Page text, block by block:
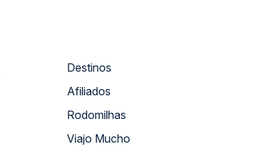
Destinos
Afiliados
Rodomilhas
Viajo Mucho